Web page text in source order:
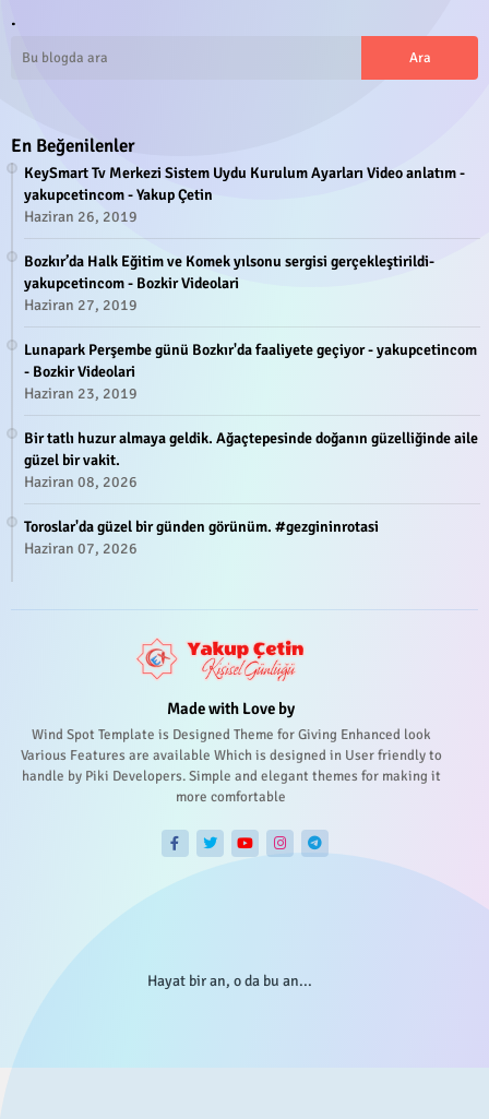
.
En Beğenilenler
KeySmart Tv Merkezi Sistem Uydu Kurulum Ayarları Video anlatım -
yakupcetincom - Yakup Çetin
Haziran 26, 2019
Bozkır’da Halk Eğitim ve Komek yılsonu sergisi gerçekleştirildi-
yakupcetincom - Bozkir Videolari
Haziran 27, 2019
Lunapark Perşembe günü Bozkır'da faaliyete geçiyor - yakupcetincom
- Bozkir Videolari
Haziran 23, 2019
Bir tatlı huzur almaya geldik. Ağaçtepesinde doğanın güzelliğinde aile
güzel bir vakit.
Haziran 08, 2026
Toroslar'da güzel bir günden görünüm. #gezgininrotasi
Haziran 07, 2026
Made with Love by
Wind Spot Template is Designed Theme for Giving Enhanced look
Various Features are available Which is designed in User friendly to
handle by Piki Developers. Simple and elegant themes for making it
more comfortable
Hayat bir an, o da bu an...